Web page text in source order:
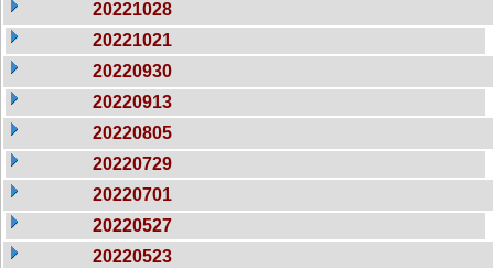
20221028
20221021
20220930
20220913
20220805
20220729
20220701
20220527
20220523